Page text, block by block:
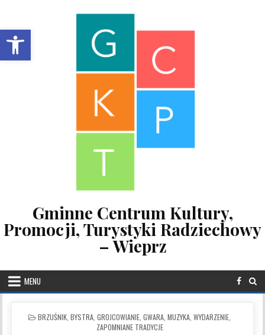
Open toolbar
Gminne Centrum Kultury,
Promocji, Turystyki Radziechowy
– Wieprz
MENU
POSTED IN
BRZUŚNIK BYSTRA GROJCOWIANIE GWARA MUZYKA WYDARZENIE
ZAPOMNIANE TRADYCJE